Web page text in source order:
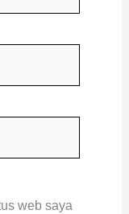
web saya